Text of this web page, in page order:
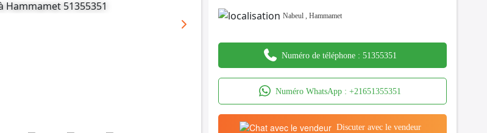
Nabeul ,Hammamet
Numéro de téléphone : 51355351
Numéro WhatsApp : +21651355351
Discuter avec le vendeur